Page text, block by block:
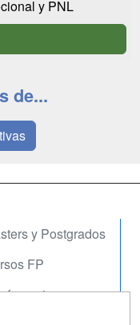
y PNL
de...
y Postgrados
FP